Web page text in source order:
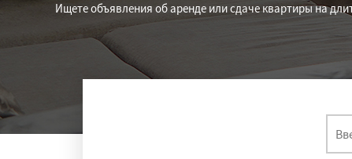
Ищете объявления об аренде или сдаче квартиры на